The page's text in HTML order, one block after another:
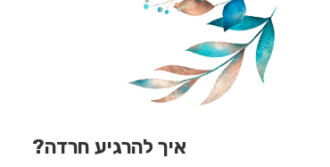
איך להרגיע חרדה?